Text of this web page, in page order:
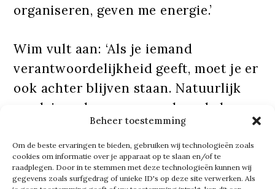
Beheer toestemming
Om de beste ervaringen te bieden, gebruiken wij technologieën zoals
cookies om informatie over je apparaat op te slaan en/of te
raadplegen. Door in te stemmen met deze technologieën kunnen wij
gegevens zoals surfgedrag of unieke ID's op deze site verwerken. Als
organiseren, geven me energie.’
Wim vult aan: ‘Als je iemand
verantwoordelijkheid geeft, moet je er
ook achter blijven staan. Natuurlijk
maak je wel eens een verkeerde keuze,
maar daar leer je van. Dat vertrouwen
is er bij ons vanaf het begin.’
Tegelijkertijd ziet hij ook een kant die